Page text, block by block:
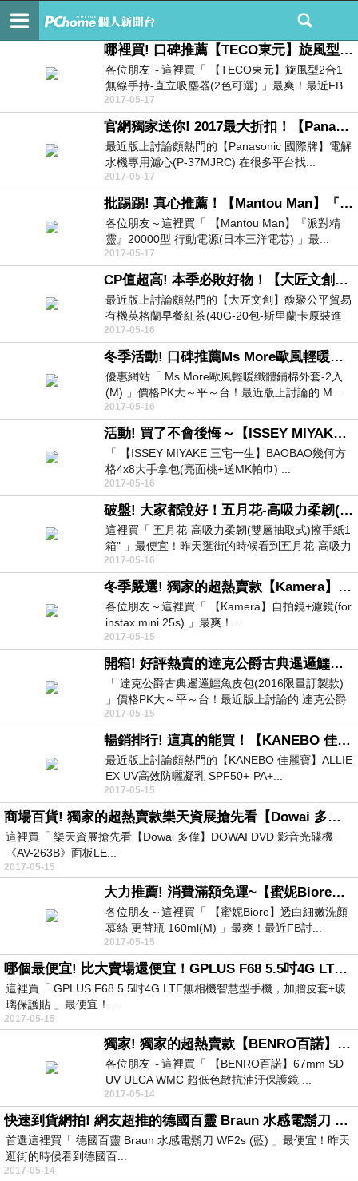
訂閱
PTT網友推薦好物
哪裡買! 口碑推薦【TECO東元】旋風型2合1無線手持-直立吸塵器(2色可選)哪裡有貨？
各位朋友～這裡買「 【TECO東元】旋風型2合1
無線手持-直立吸塵器(2色可選) 」最爽！最近FB
討...
2017-05-17
官網獨家送你! 2017最大折扣！【Panasonic 國際牌】電解水機專用濾心(P-37MJRC)好用嗎？
最近版上討論頗熱門的【Panasonic 國際牌】電解
水機專用濾心(P-37MJRC) 在很多平台找...
2017-05-17
批踢踢! 真心推薦！【Mantou Man】『派對精靈』20000型 行動電源(日本三洋電芯)的開箱評價
各位朋友～這裡買「 【Mantou Man】『派對精
靈』20000型 行動電源(日本三洋電芯) 」最...
2017-05-17
CP值超高! 本季必敗好物！【大匠文創】馥聚公平貿易有機英格蘭早餐紅茶(40G-20包-斯里蘭卡原裝進口)這邊有特惠耶！
最近版上討論頗熱門的【大匠文創】馥聚公平貿易
有機英格蘭早餐紅茶(40G-20包-斯里蘭卡原裝進
口) ...
2017-05-16
冬季活動! 口碑推薦Ms More歐風輕暖纖體鋪棉外套-2入(M)讓我看看
優惠網站「 Ms More歐風輕暖纖體鋪棉外套-2入
(M) 」價格PK大～平～台！最近版上討論的 M...
2017-05-16
活動! 買了不會後悔～【ISSEY MIYAKE 三宅一生】BAOBAO幾何方格4x8大手拿包(亮面桃+送MK帕巾)這邊有現貨
「 【ISSEY MIYAKE 三宅一生】BAOBAO幾何方
格4x8大手拿包(亮面桃+送MK帕巾) ...
2017-05-16
破盤! 大家都說好！五月花-高吸力柔韌(雙層抽取式)擦手紙1箱-
這裡買「 五月花-高吸力柔韌(雙層抽取式)擦手紙1
箱" 」最便宜！昨天逛街的時候看到五月花-高吸力
柔...
2017-05-16
冬季嚴選! 獨家的超熱賣款【Kamera】自拍鏡+濾鏡(for instax mini 25s)大家來看看
各位朋友～這裡買「 【Kamera】自拍鏡+濾鏡(for
instax mini 25s) 」最爽！...
2017-05-15
開箱! 好評熱賣的達克公爵古典暹邏鱷魚皮包(2016限量訂製款)哪裡買的到？
「 達克公爵古典暹邏鱷魚皮包(2016限量訂製款)
」價格PK大～平～台！最近版上討論的 達克公爵
古...
2017-05-15
暢銷排行! 這真的能買！【KANEBO 佳麗寶】ALLIE EX UV高效防曬凝乳 SPF50+-PA++++礦物柔膚型(90g)好用嗎？
最近版上討論頗熱門的【KANEBO 佳麗寶】ALLIE
EX UV高效防曬凝乳 SPF50+-PA+...
2017-05-15
商場百貨! 獨家的超熱賣款樂天資展搶先看【Dowai 多偉】DOWAI DVD 影音光碟機《AV-263B》面板LED顯示屏設計
這裡買「 樂天資展搶先看【Dowai 多偉】DOWAI DVD 影音光碟機
《AV-263B》面板LE...
2017-05-15
大力推薦! 消費滿額免運~【蜜妮Biore】透白細嫩洗顏慕絲 更替瓶 160ml(M)讓我看看
各位朋友～這裡買「 【蜜妮Biore】透白細嫩洗顏
慕絲 更替瓶 160ml(M) 」最爽！最近FB討...
2017-05-15
哪個最便宜! 比大賣場還便宜！GPLUS F68 5.5吋4G LTE無相機智慧型手機，加贈皮套+玻璃保護貼
這裡買「 GPLUS F68 5.5吋4G LTE無相機智慧型手機，加贈皮套+玻
璃保護貼 」最便宜！...
2017-05-15
獨家! 獨家的超熱賣款【BENRO百諾】67mm SD UV ULCA WMC 超低色散抗油汙保護鏡這邊有特惠耶！
各位朋友～這裡買「 【BENRO百諾】67mm SD
UV ULCA WMC 超低色散抗油汙保護鏡 ...
2017-05-14
快速到貨網拍! 網友超推的德國百靈 Braun 水感電鬍刀 WF2s (藍)
首選這裡買「 德國百靈 Braun 水感電鬍刀 WF2s (藍) 」最便宜！昨天
逛街的時候看到德國百...
2017-05-14